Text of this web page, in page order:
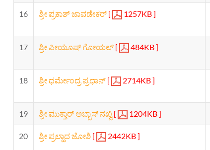
16 ಶ್ರೀ ಪ್ರಕಾಶ್ ಜಾವಡೇಕರ್[ 1257KB ]
17 ಶ್ರೀ ಪೀಯೂಷ್ ಗೋಯಲ್[ 484KB ]
18 ಶ್ರೀ ಧರ್ಮೇಂದ್ರ ಪ್ರಧಾನ್[ 2714KB ]
19 ಶ್ರೀ ಮುಕ್ತಾರ್ ಅಬ್ಬಾಸ್ ನಖ್ವಿ [ 1204KB ]
20 ಶ್ರೀ ಪ್ರಲ್ಹಾದ ಜೋಶಿ[ 2442KB ]